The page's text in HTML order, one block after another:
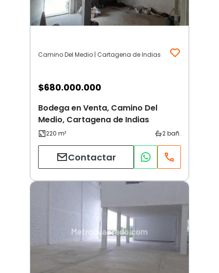
Camino Del Medio | Cartagena de Indias
$680.000.000
Bodega en Venta, Camino Del
Medio, Cartagena de Indias
Contactar